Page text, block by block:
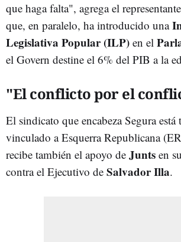
que haga falta", agrega el
que, en paralelo, ha introducido una
Legislativa Popular (ILP) en el
el Govern destine el 6% del PIB a la
"El conflicto por el
El sindicato que encabeza Segura
vinculado a Esquerra Republicana
recibe también el apoyo de Junts en
contra el Ejecutivo de Salvador Illa.